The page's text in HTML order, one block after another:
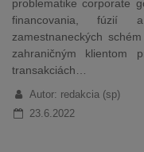
problematike corporate
financovania, fúzií
zamestnaneckých
zahraničným klientom
transakciách…
Autor: redakcia (sp)
23.6.2022